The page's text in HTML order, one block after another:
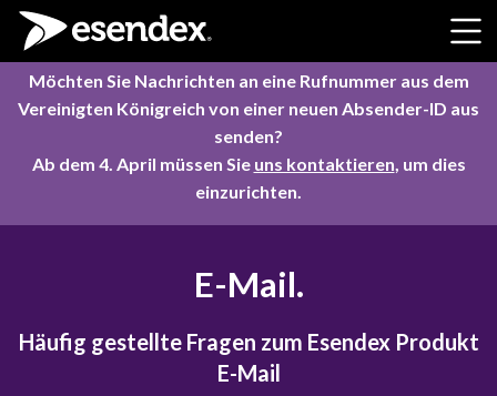
Skip to content
Möchten Sie Nachrichten an eine Rufnummer aus dem
Vereinigten Königreich von einer neuen Absender-ID aus
senden?
Ab dem 4. April müssen Sie uns kontaktieren, um dies
einzurichten.
E-Mail.
Häufig gestellte Fragen zum Esendex Produkt
E-Mail